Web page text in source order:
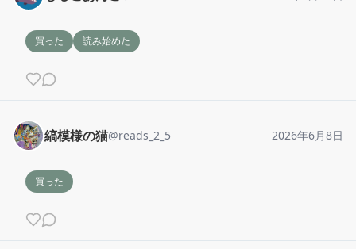
買った 読み始めた
縞模様の猫@reads_2_5 2026年6月8日
買った